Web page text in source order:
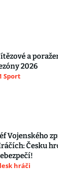
a
2026
Sport
Vojenského
Česku
hráči